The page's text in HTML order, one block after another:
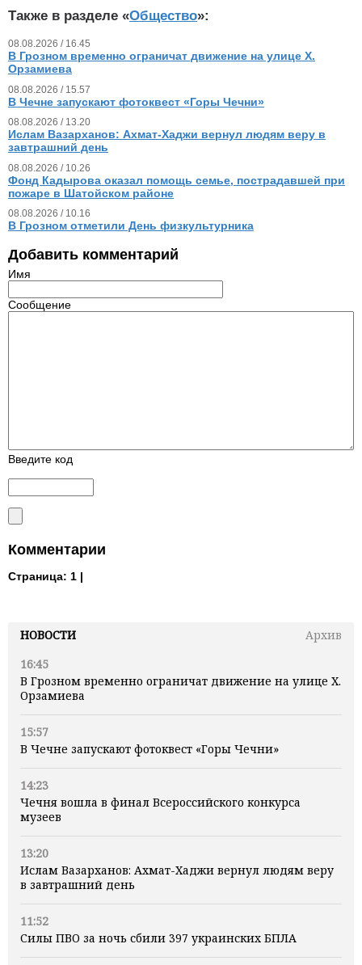
НОВОСТИ
Архив
16:45
В Грозном временно ограничат движение на улице Х.
Орзамиева
15:57
В Чечне запускают фотоквест «Горы Чечни»
14:23
Чечня вошла в финал Всероссийского конкурса
музеев
13:20
Ислам Вазарханов: Ахмат-Хаджи вернул людям веру
в завтрашний день
11:52
Силы ПВО за ночь сбили 397 украинских БПЛА
Также в разделе «Общество»:
08.08.2026 / 16.45
В Грозном временно ограничат движение на улице Х.
Орзамиева
08.08.2026 / 15.57
В Чечне запускают фотоквест «Горы Чечни»
08.08.2026 / 13.20
Ислам Вазарханов: Ахмат-Хаджи вернул людям веру в
завтрашний день
08.08.2026 / 10.26
Фонд Кадырова оказал помощь семье, пострадавшей при
пожаре в Шатойском районе
08.08.2026 / 10.16
В Грозном отметили День физкультурника
Добавить комментарий
Имя
Сообщение
Введите код
Комментарии
Страница: 1 |